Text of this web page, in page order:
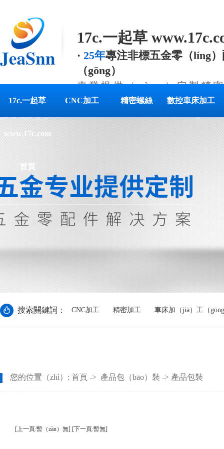
17c.一起草
· 25年專注非標五金零（líng
（gōng）
專業提供（gòng）定製精
件解決方案
17c.一起草
www.17c.com
首頁
CNC加工 精密螺絲 數控車床加工
搜索關鍵詞： CNC加工 精密加工 車床加（jiā）工（
您的位置（zhì）: 首頁 -> 產品包（bāo）裝 -> 產品包裝
[上一頁:暫（zàn）無] [下一頁:暫無]